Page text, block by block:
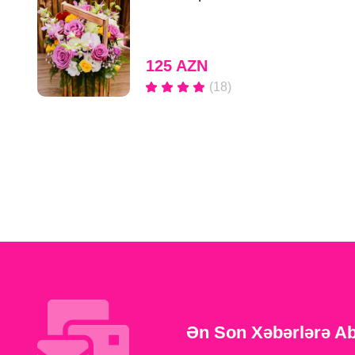
125 AZN
(18)
Ən Son Xəbərlərə